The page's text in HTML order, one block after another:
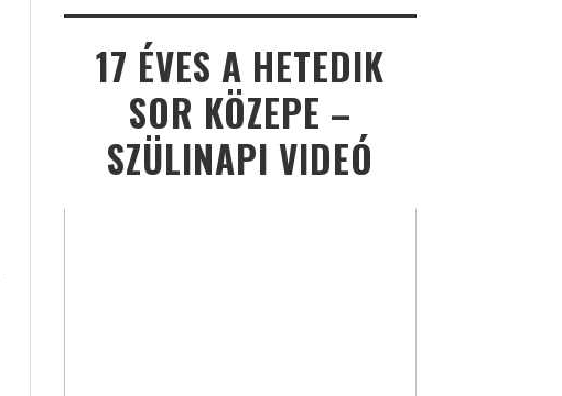
17 ÉVES A HETEDIK
SOR KÖZEPE –
SZÜLINAPI VIDEÓ